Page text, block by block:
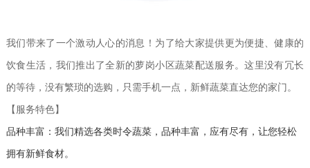
我们带来了一个激动人心的消息！为了给大家提供更为便捷、健康的
饮食生活，我们推出了全新的萝岗小区蔬菜配送服务。这里没有冗长
的等待，没有繁琐的选购，只需手机一点，新鲜蔬菜直达您的家门。
【服务特色】
品种丰富：我们精选各类时令蔬菜，品种丰富，应有尽有，让您轻松
拥有新鲜食材。